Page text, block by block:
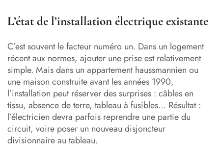
L’état de l’installation électrique existante
C’est souvent le facteur numéro un. Dans un logement
récent aux normes, ajouter une prise est relativement
simple. Mais dans un appartement haussmannien ou
une maison construite avant les années 1990,
l’installation peut réserver des surprises : câbles en
tissu, absence de terre, tableau à fusibles… Résultat :
l’électricien devra parfois reprendre une partie du
circuit, voire poser un nouveau disjoncteur
divisionnaire au tableau.